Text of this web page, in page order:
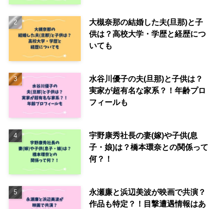
大槻奈那の結婚した夫(旦那)と子
供は？高校大学・学歴と経歴につ
いても
水谷川優子の夫(旦那)と子供は？
実家が超有名な家系？！年齢プロ
フィールも
宇野康秀社長の妻(嫁)や子供(息
子・娘)は？橋本環奈との関係って
何？！
永瀬廉と浜辺美波が映画で共演？
作品も特定？！目撃遭遇情報はあ